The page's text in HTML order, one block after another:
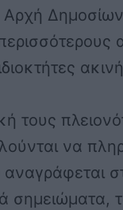
Αρχή
τους
να
σημειώματα,